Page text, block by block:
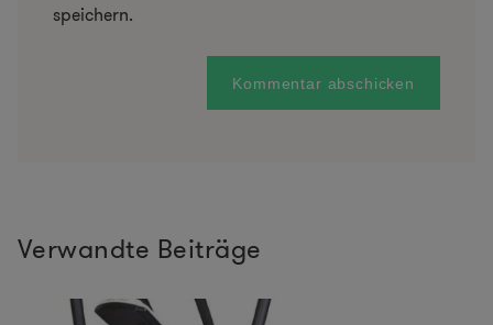
speichern.
Verwandte Beiträge